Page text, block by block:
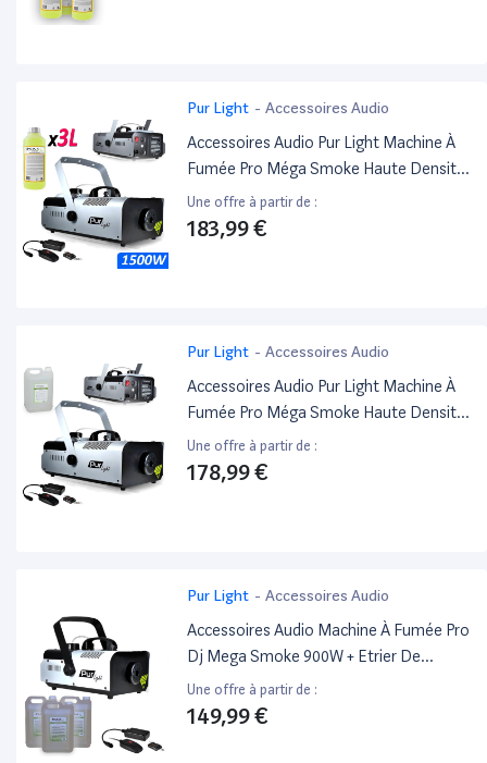
Pur Light - Accessoires Audio
Accessoires Audio Pur Light Machine À
Fumée Pro Méga Smoke Haute Densité
1500W + Etrier De Fix + 2
Télécommandes Newark1500 +3L
Une offre à partir de :
183,99 €
Pur Light - Accessoires Audio
Accessoires Audio Pur Light Machine À
Fumée Pro Méga Smoke Haute Densité
1500W + Etrier De Fix + 2
Télécommandes Newark1500 +5L
Une offre à partir de :
178,99 €
Pur Light - Accessoires Audio
Accessoires Audio Machine À Fumée Pro
Dj Mega Smoke 900W + Etrier De
Fixation + 2 Télécommande +15L De
Liquide Pur Light Newark900
Une offre à partir de :
149,99 €